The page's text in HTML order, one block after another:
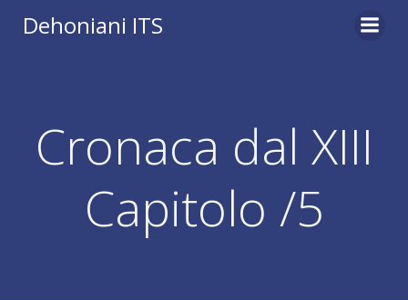
Dehoniani ITS
Cronaca dal XIII
Capitolo /5